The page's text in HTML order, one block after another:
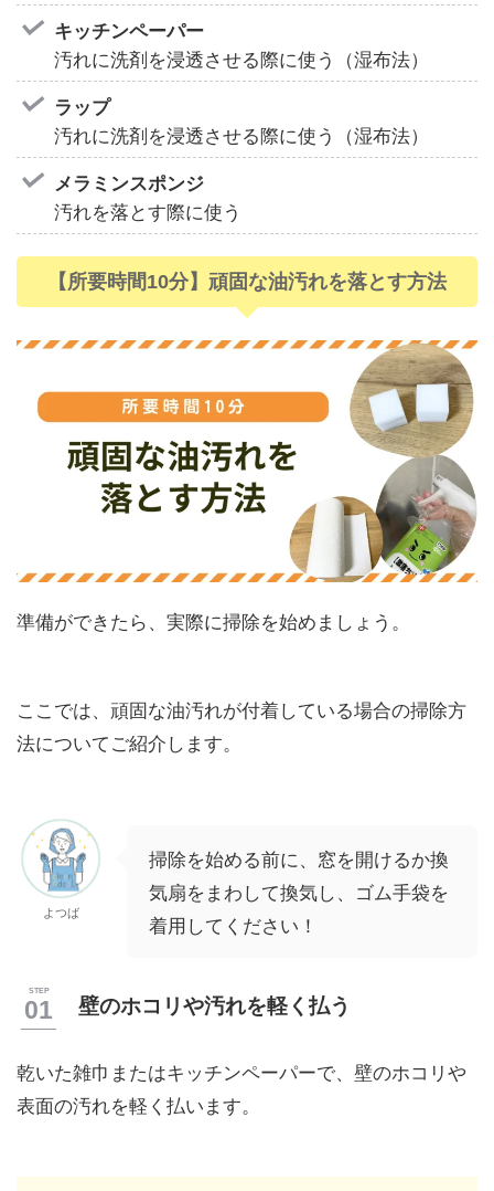
キッチンペーパー
汚れに洗剤を浸透させる際に使う（湿布法）
ラップ
汚れに洗剤を浸透させる際に使う（湿布法）
メラミンスポンジ
汚れを落とす際に使う
【所要時間10分】頑固な油汚れを落とす方法
準備ができたら、実際に掃除を始めましょう。
ここでは、頑固な油汚れが付着している場合の掃除方
法についてご紹介します。
よつば
掃除を始める前に、窓を開けるか換
気扇をまわして換気し、ゴム手袋を
着用してください！
壁のホコリや汚れを軽く払う
乾いた雑巾またはキッチンペーパーで、壁のホコリや
表面の汚れを軽く払います。